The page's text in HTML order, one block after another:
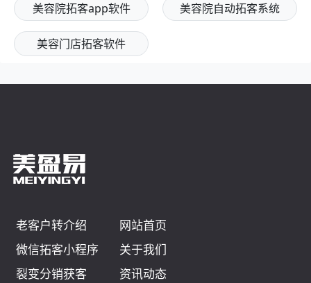
美容院拓客app软件 美容院自动拓客系统
美容门店拓客软件
老客户转介绍
网站首页
微信拓客小程序
关于我们
裂变分销获客
资讯动态